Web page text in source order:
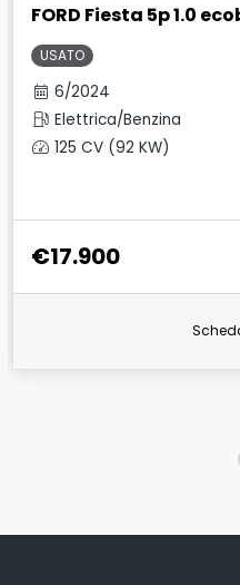
FORD Fiesta 5p 1.0
USATO
6/2024
Elettrica/Benzina
125 CV (92 KW)
€17.900